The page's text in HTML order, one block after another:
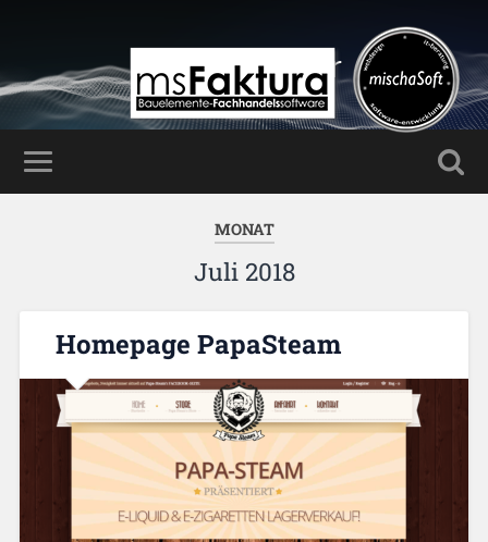
Mischa Haller
MONAT
Juli 2018
Homepage PapaSteam